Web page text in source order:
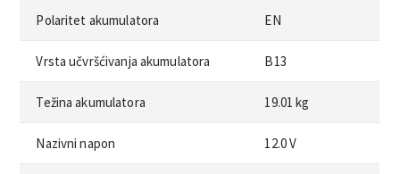
Polaritet akumulatora EN
Vrsta učvršćivanja akumulatora B13
Težina akumulatora 19.01 kg
Nazivni napon 12.0 V